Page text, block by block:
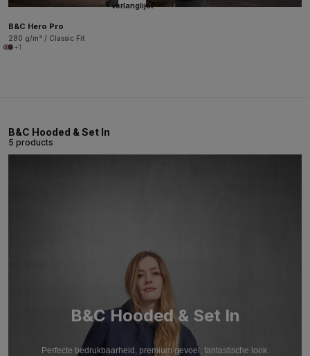
verlanglijst
B&C Hero Pro
280 g/m² / Classic Fit
+1
B&C Hooded & Set In
5 products
B&C Hooded & Set In
Perfecte bedrukbaarheid, premium gevoel, fantastische look.